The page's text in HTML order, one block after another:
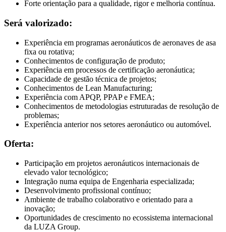
Forte orientação para a qualidade, rigor e melhoria contínua.
Será valorizado:
Experiência em programas aeronáuticos de aeronaves de asa
fixa ou rotativa;
Conhecimentos de configuração de produto;
Experiência em processos de certificação aeronáutica;
Capacidade de gestão técnica de projetos;
Conhecimentos de Lean Manufacturing;
Experiência com APQP, PPAP e FMEA;
Conhecimentos de metodologias estruturadas de resolução de
problemas;
Experiência anterior nos setores aeronáutico ou automóvel.
Oferta:
Participação em projetos aeronáuticos internacionais de
elevado valor tecnológico;
Integração numa equipa de Engenharia especializada;
Desenvolvimento profissional contínuo;
Ambiente de trabalho colaborativo e orientado para a
inovação;
Oportunidades de crescimento no ecossistema internacional
da LUZA Group.